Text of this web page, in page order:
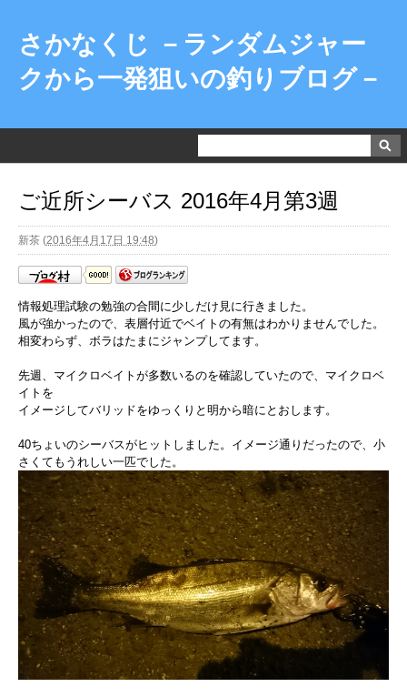
さかなくじ －ランダムジャー
クから一発狙いの釣りブログ－
ご近所シーバス 2016年4月第3週
新茶 (2016年4月17日 19:48)
情報処理試験の勉強の合間に少しだけ見に行きました。
風が強かったので、表層付近でベイトの有無はわかりませんでした。
相変わらず、ボラはたまにジャンプしてます。
先週、マイクロベイトが多数いるのを確認していたので、マイクロベ
イトを
イメージしてバリッドをゆっくりと明から暗にとおします。
40ちょいのシーバスがヒットしました。イメージ通りだったので、小
さくてもうれしい一匹でした。